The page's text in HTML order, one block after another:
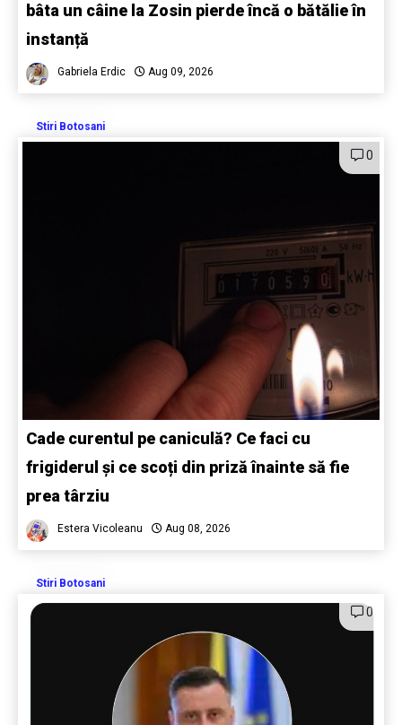
bâta un câine la Zosin pierde încă o bătălie în
instanță
Gabriela Erdic Aug 09, 2026
Stiri Botosani
0
Cade curentul pe caniculă? Ce faci cu
frigiderul și ce scoți din priză înainte să fie
prea târziu
Estera Vicoleanu Aug 08, 2026
Stiri Botosani
0